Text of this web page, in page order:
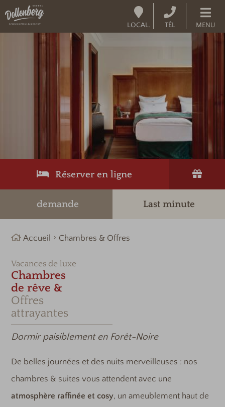
LOCAL. TÉL MENU
Réserver en ligne
demande Last minute
Accueil Chambres & Offres
Vacances de luxe
Chambres
de rêve &
Offres
attrayantes
Dormir paisiblement en Forêt-Noire
De belles journées et des nuits merveilleuses : nos
chambres & suites vous attendent avec une
atmosphère raffinée et cosy, un ameublement haut de